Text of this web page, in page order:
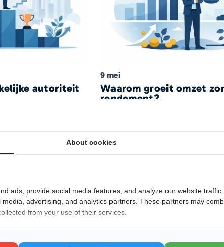
autoriteit
9 mei
Waarom groeit omzet
rendement?
19 april
About cookies
ads, provide social media features, and analyze our website
advertising, and analytics partners. These partners may
from your use of their services.